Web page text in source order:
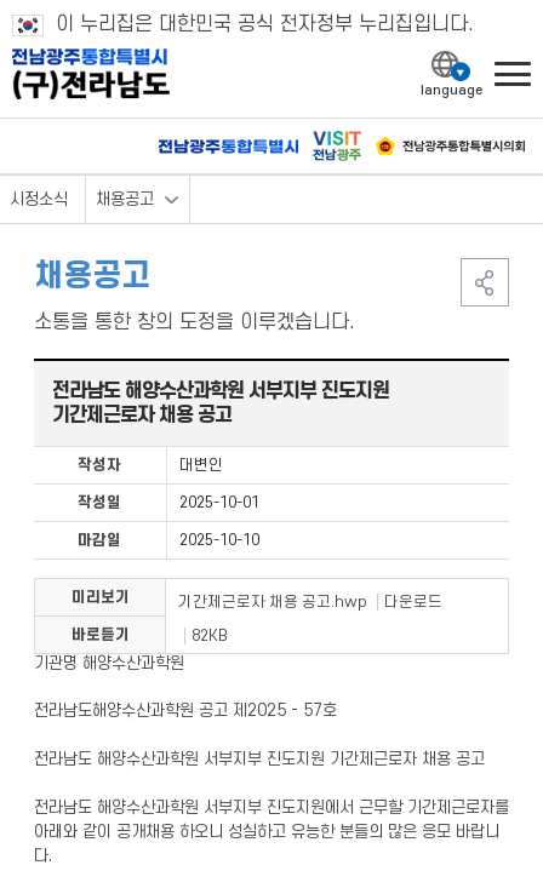
이 누리집은 대한민국 공식 전자정부 누리집입니다.
시정소식 채용공고
채용공고
소통을 통한 창의 도정을 이루겠습니다.
전라남도 해양수산과학원 서부지부 진도지원
기간제근로자 채용 공고
작성자 대변인
작성일 2025-10-01
마감일 2025-10-10
기간제근로자 채용 공고.hwp
다운로드
82KB
미리보기
바로듣기
기관명 해양수산과학원
전라남도해양수산과학원 공고 제2025 - 57호
전라남도 해양수산과학원 서부지부 진도지원 기간제근로자 채용 공고
전라남도 해양수산과학원 서부지부 진도지원에서 근무할 기간제근로자를
아래와 같이 공개채용 하오니 성실하고 유능한 분들의 많은 응모 바랍니
다.